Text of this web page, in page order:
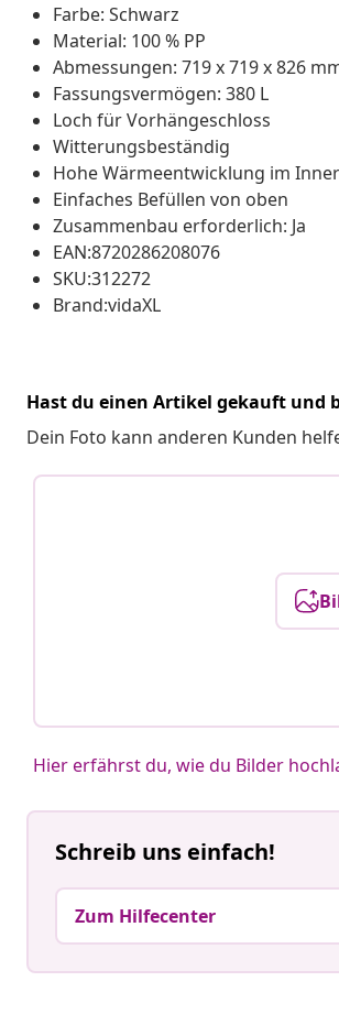
Farbe: Schwarz
Material: 100 % PP
Abmessungen: 719 x 719 x 826
Fassungsvermögen: 380 L
Loch für Vorhängeschloss
Witterungsbeständig
Hohe Wärmeentwicklung im
Einfaches Befüllen von oben
Zusammenbau erforderlich: Ja
EAN:8720286208076
SKU:312272
Brand:vidaXL
Hast du einen Artikel gekauft und
Dein Foto kann anderen Kunden
Hier erfährst du, wie du Bilder
Schreib uns einfach!
Zum Hilfecenter